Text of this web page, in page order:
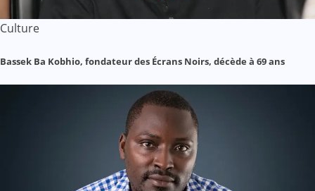
Culture
Bassek Ba Kobhio, fondateur des Écrans Noirs, décède à 69 ans